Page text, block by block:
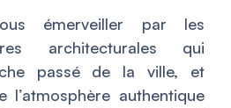
émerveiller par les
architecturales qui
passé de la ville, et
l’atmosphère authentique